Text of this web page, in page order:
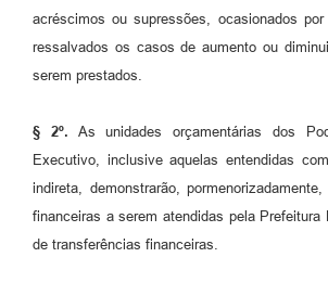
acréscimos ou supressões, ocasionados por
ressalvados os casos de aumento ou
serem prestados.
§ 2º. As unidades orçamentárias dos
Executivo, inclusive aquelas entendidas
indireta, demonstrarão,
financeiras a serem atendidas pela Prefeitura
de transferências financeiras.